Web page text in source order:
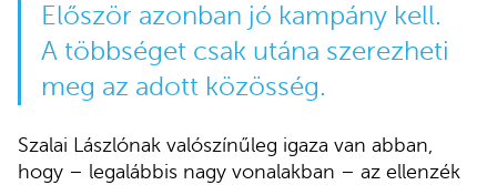
Először azonban jó kampány kell.
A többséget csak utána szerezheti
meg az adott közösség.
Szalai Lászlónak valószínűleg igaza van abban,
hogy – legalábbis nagy vonalakban – az ellenzék